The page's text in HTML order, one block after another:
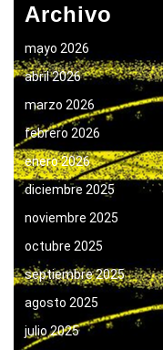
Archivo
mayo 2026
abril 2026
marzo 2026
febrero 2026
enero 2026
diciembre 2025
noviembre 2025
octubre 2025
septiembre 2025
agosto 2025
julio 2025